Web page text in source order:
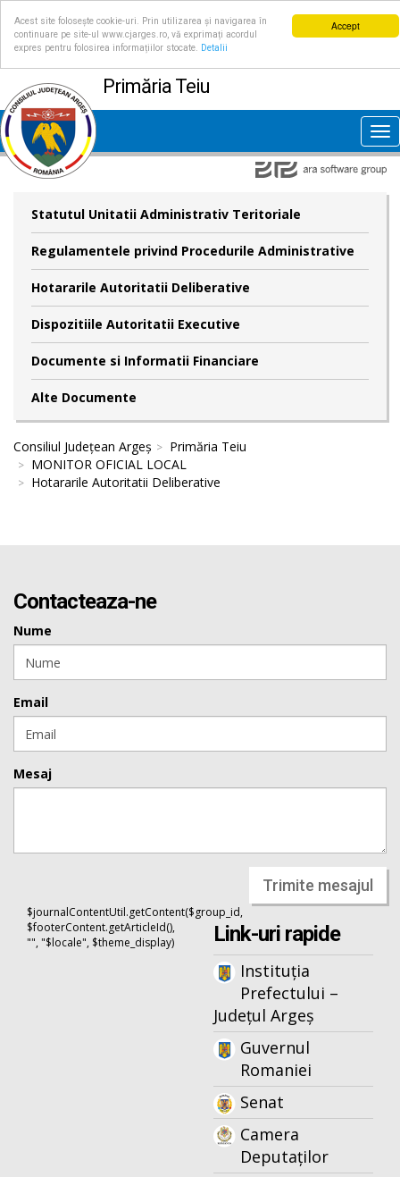
Accept
Acest site folosește cookie-uri. Prin utilizarea și navigarea în
continuare pe site-ul www.cjarges.ro, vă exprimați acordul
expres pentru folosirea informațiilor stocate.
Detalii
Primăria Teiu
Statutul Unitatii Administrativ Teritoriale
Regulamentele privind Procedurile Administrative
Hotararile Autoritatii Deliberative
Dispozitiile Autoritatii Executive
Documente si Informatii Financiare
Alte Documente
Consiliul Județean Argeș
Primăria Teiu
MONITOR OFICIAL LOCAL
Hotararile Autoritatii Deliberative
Contacteaza-ne
Nume
Email
Mesaj
Trimite mesajul
$journalContentUtil.getContent($group_id,
$footerContent.getArticleId(),
"", "$locale", $theme_display)
Link-uri rapide
Instituția
Prefectului –
Județul Argeș
Guvernul
Romaniei
Senat
Camera
Deputaților